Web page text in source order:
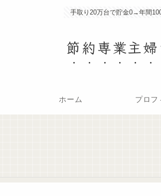
手取り20万台で貯金0→年間
節約専業主
ホーム プロフ